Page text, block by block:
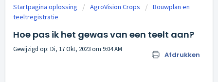
Startpagina oplossing AgroVision Crops
Bouwplan en
teeltregistratie
Hoe pas ik het gewas van een teelt aan?
Afdrukken
Gewijzigd op: Di, 17 Okt, 2023 om 9:04 AM